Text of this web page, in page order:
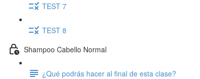
TEST 7
TEST 8
Shampoo Cabello Normal
¿Qué podrás hacer al final de esta clase?